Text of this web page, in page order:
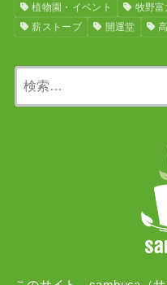
植物園・イベント
牧野
薪ストーブ
開運堂